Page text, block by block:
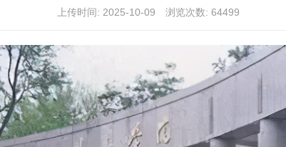
上传时间: 2025-10-09 浏览次数: 64499